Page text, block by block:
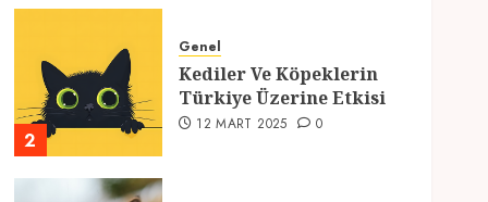
2
Genel
Kediler Ve Köpeklerin
Türkiye Üzerine Etkisi
12 MART 2025 0